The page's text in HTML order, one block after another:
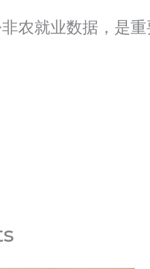
农就业数据，是重